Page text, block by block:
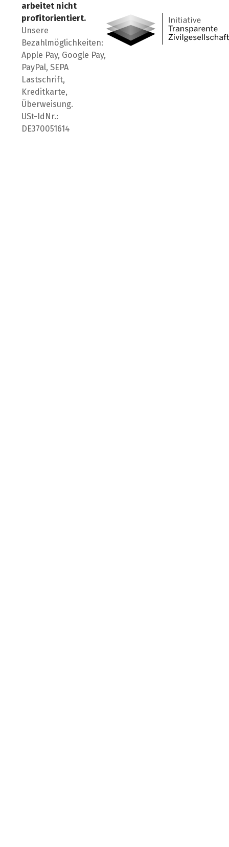
arbeitet nicht
profitorientiert.
Unsere
Bezahlmöglichkeiten:
Apple Pay, Google Pay,
PayPal, SEPA
Lastschrift,
Kreditkarte,
Überweisung.
USt-IdNr.:
DE370051614